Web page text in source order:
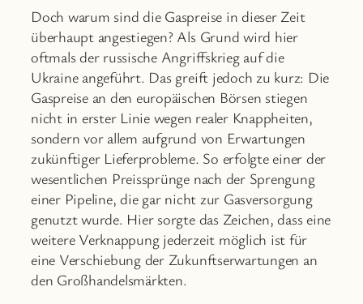
Doch warum sind die Gaspreise in dieser Zeit
überhaupt angestiegen? Als Grund wird hier
oftmals der russische Angriffskrieg auf die
Ukraine angeführt. Das greift jedoch zu kurz: Die
Gaspreise an den europäischen Börsen stiegen
nicht in erster Linie wegen realer Knappheiten,
sondern vor allem aufgrund von Erwartungen
zukünftiger Lieferprobleme. So erfolgte einer der
wesentlichen Preissprünge nach der Sprengung
einer Pipeline, die gar nicht zur Gasversorgung
genutzt wurde. Hier sorgte das Zeichen, dass eine
weitere Verknappung jederzeit möglich ist für
eine Verschiebung der Zukunftserwartungen an
den Großhandelsmärkten.